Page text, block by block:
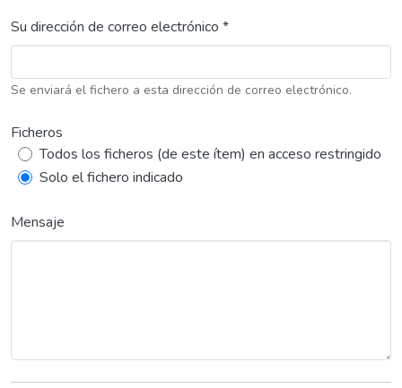
Su dirección de correo electrónico *
Se enviará el fichero a esta dirección de correo electrónico.
Ficheros
Todos los ficheros (de este ítem) en acceso restringido
Solo el fichero indicado
Mensaje